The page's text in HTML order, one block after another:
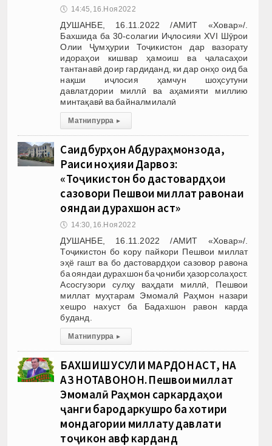
🕔 14:45, 16.Ноя 2022
ДУШАНБЕ, 16.11.2022 /АМИТ «Ховар»/.
Бахшида ба 30-солагии Иҷлосияи ХVI Шӯрои
Олии Ҷумҳурии Тоҷикистон дар вазорату
идораҳои кишвар ҳамоиш ва ҷаласаҳои
тантанавӣ доир гардиданд, ки дар онҳо оид ба
нақши иҷлосия ҳамчун шоҳсутуни
давлатдории миллӣ ва аҳамияти миллию
минтақавӣ ва байналмилалӣ
Матни пурра ▸
Саидбурҳон Абдураҳмонзода,
Раиси ноҳияи Дарвоз:
«Тоҷикистон бо дастовардҳои
сазовори Пешвои миллат равонаи
ояндаи дурахшон аст»
🕔 14:30, 16.Ноя 2022
ДУШАНБЕ, 16.11.2022 /АМИТ «Ховар»/.
Тоҷикистон бо кору пайкори Пешвои миллат
эҳё гашт ва бо дастовардҳои сазовор равона
ба ояндаи дурахшон ба ҷониби ҳазорсолаҳост.
Асосгузори сулҳу ваҳдати миллӣ, Пешвои
миллат муҳтарам Эмомалӣ Раҳмон назари
хешро нахуст ба Бадахшон равон карда
буданд.
Матни пурра ▸
БАХШИШ УСУЛИ МАРДОН АСТ, НА
АЗ НОТАВОНОН. Пешвои миллат
Эмомалӣ Раҳмон саркардаҳои
ҷанги бародаркушро ба хотири
мондагории миллату давлати
тоҷикон авф карданд